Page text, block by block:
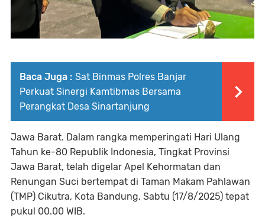
Baca Juga : Sat Binmas Polres Banjar
Perkuat Sinergi Kamtibmas Bersama
Perangkat Desa Sinartanjung
Jawa Barat. Dalam rangka memperingati Hari Ulang
Tahun ke-80 Republik Indonesia, Tingkat Provinsi
Jawa Barat, telah digelar Apel Kehormatan dan
Renungan Suci bertempat di Taman Makam Pahlawan
(TMP) Cikutra, Kota Bandung, Sabtu (17/8/2025) tepat
pukul 00.00 WIB.